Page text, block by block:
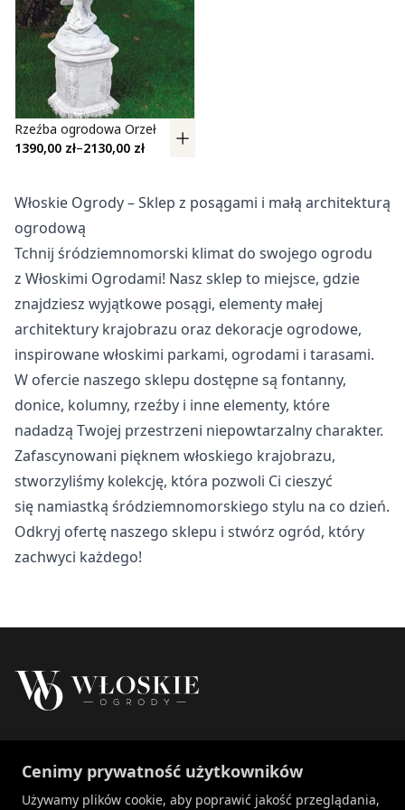
Rzeźba ogrodowa Orzeł
1390,00 zł–2130,00 zł
Zakres cen: od 1390,00 zł do 2130,00 zł
Włoskie Ogrody – Sklep z posągami i małą architekturą
ogrodową
Tchnij śródziemnomorski klimat do swojego ogrodu
z Włoskimi Ogrodami! Nasz sklep to miejsce, gdzie
znajdziesz wyjątkowe posągi, elementy małej
architektury krajobrazu oraz dekoracje ogrodowe,
inspirowane włoskimi parkami, ogrodami i tarasami.
W ofercie naszego sklepu dostępne są fontanny,
donice, kolumny, rzeźby i inne elementy, które
nadadzą Twojej przestrzeni niepowtarzalny charakter.
Zafascynowani pięknem włoskiego krajobrazu,
stworzyliśmy kolekcję, która pozwoli Ci cieszyć
się namiastką śródziemnomorskiego stylu na co dzień.
Odkryj ofertę naszego sklepu i stwórz ogród, który
zachwyci każdego!
Polska sp. z o.o.
+48 734 106 149
Cenimy prywatność użytkowników
Używamy plików cookie, aby poprawić jakość przeglądania,
Pliki cookie dotyczące preferencji umożliwiają stronie
zapamiętanie informacji, które zmieniają wygląd lub
funkcjonowanie strony, np. preferowany język lub region, w
którym znajduje się użytkownik.
Statystyka
Statystyczne pliki cookie pomagają właścicielem stron
zachowują się na stronie, gromadząc i zgłaszając
anonimowe informacje.
Marketing
Marketingowe pliki cookie stosowane są w celu śledzenia
użytkowników na stronach internetowych. Celem jest
wyświetlanie reklam, które są istotne i interesujące dla
poszczególnych użytkowników i tym samym bardziej cenne
dla wydawców i reklamodawców strony trzeciej.
Nieklasyfikowane
Nieklasyfikowane pliki cookie, to pliki, które są w procesie
klasyfikowania, wraz z dostawcami poszczególnych
ciasteczek.
Odrzuć